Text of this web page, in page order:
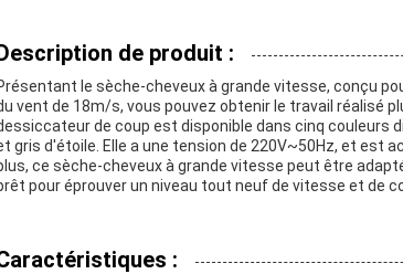
de produit :
le sèche-cheveux à grande vitesse, conçu
vent de 18m/s, vous pouvez obtenir le travail réalisé
de coup est disponible dans cinq couleurs
gris d'étoile. Elle a une tension de 220V~50Hz, et est
ce sèche-cheveux à grande vitesse peut être
pour éprouver un niveau tout neuf de vitesse et de
: